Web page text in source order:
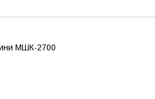
МШК-2700